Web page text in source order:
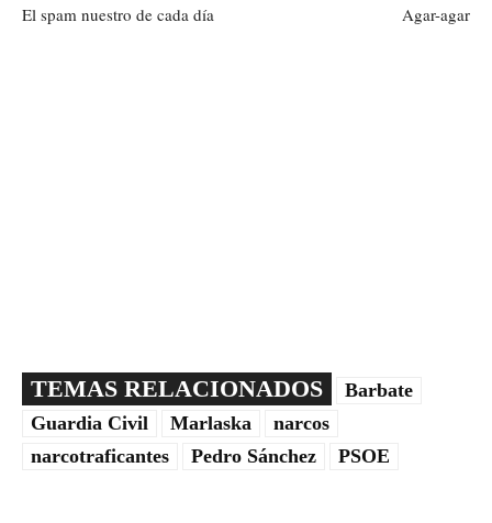
El spam nuestro de cada día Agar-agar
TEMAS RELACIONADOS
Barbate
Guardia Civil
Marlaska
narcos
narcotraficantes
Pedro Sánchez PSOE